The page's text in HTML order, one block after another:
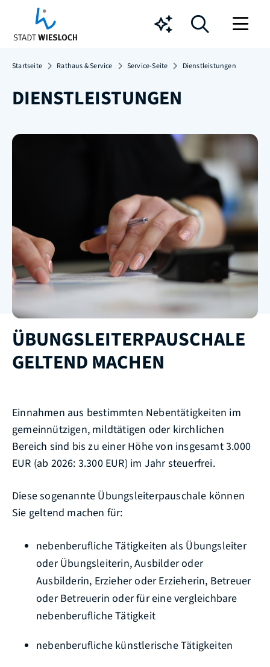
Chatbot
Startseite Rathaus & Service Service-Seite Dienstleistungen
DIENSTLEISTUNGEN
ÜBUNGSLEITERPAUSCHALE
GELTEND MACHEN
Einnahmen aus bestimmten Nebentätigkeiten im
gemeinnützigen, mildtätigen oder kirchlichen
Bereich sind bis zu einer Höhe von insgesamt 3.000
EUR (ab 2026: 3.300 EUR) im Jahr steuerfrei.
Diese sogenannte Übungsleiterpauschale können
Sie geltend machen für:
nebenberufliche Tätigkeiten als Übungsleiter
oder Übungsleiterin, Ausbilder oder
Ausbilderin, Erzieher oder Erzieherin, Betreuer
oder Betreuerin oder für eine vergleichbare
nebenberufliche Tätigkeit
nebenberufliche künstlerische Tätigkeiten